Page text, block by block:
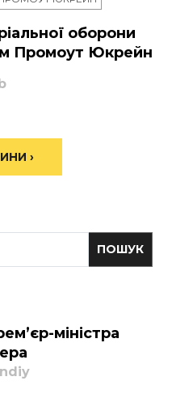
оборони
Промоут Юкрейн
›
міністра